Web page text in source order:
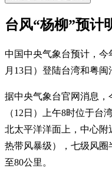
台风“杨柳”预计
中国中央气象台预计，今
月13日）登陆台湾和粤闽
据中央气象台官网消息，
（12日）上午8时位于台
北太平洋洋面上，中心附
热带风暴级），七级风圈
至80公里。